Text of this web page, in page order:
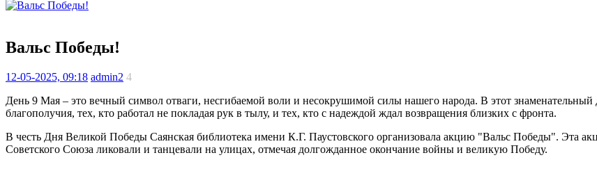
Вальс Победы!
12-05-2025, 09:18 admin2 4
День 9 Мая – это вечный символ отваги, несгибаемой воли и несокрушимой силы нашего народа. В этот
благополучия, тех, кто работал не покладая рук в тылу, и тех, кто с надеждой ждал возвращения близких с фронта.
В честь Дня Великой Победы Саянская библиотека имени К.Г. Паустовского организовала акцию "Вальс Победы". Эта
Советского Союза ликовали и танцевали на улицах, отмечая долгожданное окончание войны и великую Победу.